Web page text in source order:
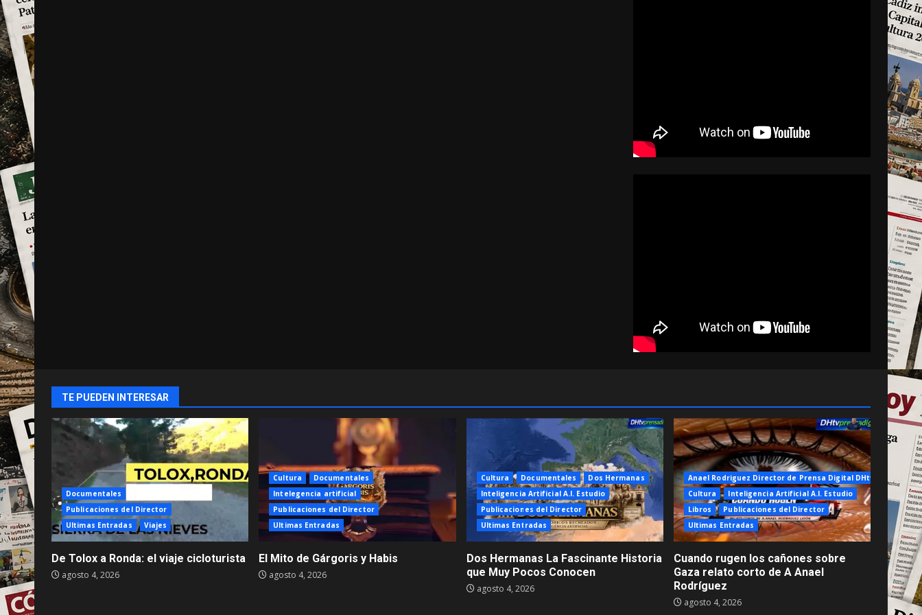
TE PUEDEN INTERESAR
Documentales
Publicaciones del Director
Ultimas Entradas
Viajes
De Tolox a Ronda: el viaje cicloturista
agosto 4, 2026
Cultura
Documentales
Intelegencia artificial
Publicaciones del Director
Ultimas Entradas
El Mito de Gárgoris y Habis
agosto 4, 2026
Cultura Documentales
Dos Hermanas
Inteligencia Artificial A.I. Estudio
Publicaciones del Director
Ultimas Entradas
Dos Hermanas La Fascinante Historia
que Muy Pocos Conocen
agosto 4, 2026
Anael Rodriguez Director de Prensa Digital DHtv
Cultura
Inteligencia Artificial A.I. Estudio
Libros
Publicaciones del Director
Ultimas Entradas
Cuando rugen los cañones sobre
Gaza relato corto de A Anael
Rodríguez
agosto 4, 2026